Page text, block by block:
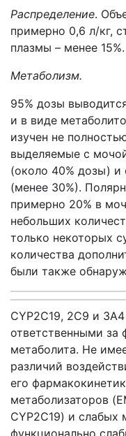
Распределение.
примерно 0,6 л/кг,
плазмы – менее 15%.
Метаболизм.
95% дозы
и в виде
изучен не
выделяемые с
(около 40% дозы) и
(менее 30%).
примерно 20% в
небольших
только некоторых
количества
были также
CYP2C19, 2С9 и
ответственными за
метаболита. Не
различий
его
метаболизаторов
CYP2C19) и слабых
функционально